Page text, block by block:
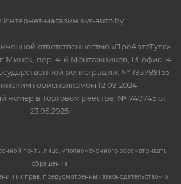
Интернет-магазин avs-auto.by
ответственностью «ПроАвтоТулс»
Минск, пер. 4-й Монтажников, 13, офис 14
регистрации: № 193789155,
горисполкомом 12.09.2024
номер в Торговом реестре: № 749745 от
23.05.2025
почты лица, уполномоченного рассматривать
обращения
их прав, предусмотренных законодательством о